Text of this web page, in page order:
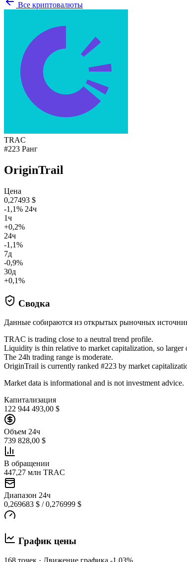
Все криптовалюты
TRAC
#223 Ранг
OriginTrail
Цена
0,27493 $
-1,1% 24ч
1ч
+0,2%
24ч
-1,1%
7д
-0,9%
30д
+0,1%
Сводка
Данные собираются из открытых рыночных
TRAC is trading close to a neutral trend profile.
Liquidity is thin relative to market capitalization, so larger
The 24h trading range is moderate.
OriginTrail is currently ranked #223 by market
Market data is informational and is not investment advice.
Капитализация
122 944 493,00 $
Объем 24ч
739 828,00 $
В обращении
447,27 млн TRAC
Диапазон 24ч
0,269683 $ / 0,276999 $
График цены
168 точек · Движение графика -1,03%